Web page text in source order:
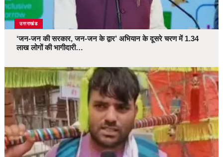
उत्तराखंड
‘जन-जन की सरकार, जन-जन के द्वार’ अभियान के दूसरे चरण में 1.34
लाख लोगों की भागीदारी…